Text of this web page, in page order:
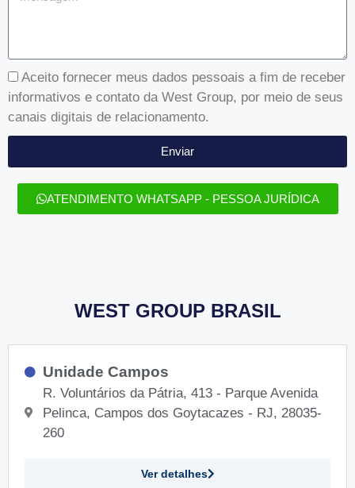
Aceito fornecer meus dados pessoais a fim de receber
informativos e contato da West Group, por meio de seus
canais digitais de relacionamento.
Enviar
ATENDIMENTO WHATSAPP - PESSOA JURÍDICA
WEST GROUP BRASIL
Unidade Campos
R. Voluntários da Pátria, 413 - Parque Avenida
Pelinca, Campos dos Goytacazes - RJ, 28035-
260
Ver detalhes